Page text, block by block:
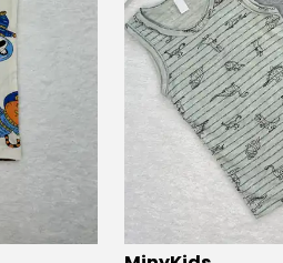
⭐️ Bu ürünü11 kişi